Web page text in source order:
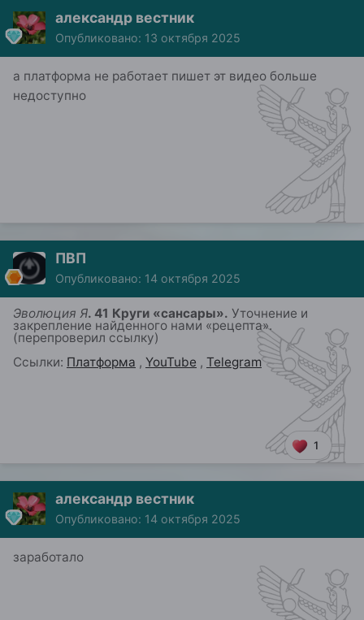
александр вестник
Опубликовано: 13 октября 2025
а платформа не работает пишет эт видео больше
недоступно
ПВП
Опубликовано: 14 октября 2025
Эволюция Я. 41 Круги «сансары». Уточнение и
закрепление найденного нами «рецепта».
(перепроверил ссылку)
Ссылки: Платформа , YouTube , Telegram
1
александр вестник
Опубликовано: 14 октября 2025
заработало